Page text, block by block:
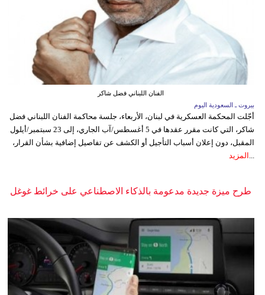
الفنان اللبناني فضل شاكر
بيروت ـ السعودية اليوم
أجّلت المحكمة العسكرية في لبنان، الأربعاء، جلسة محاكمة الفنان اللبناني فضل
شاكر، التي كانت مقرر عقدها في 5 أغسطس/آب الجاري، إلى 23 سبتمبر/أيلول
المقبل، دون إعلان أسباب التأجيل أو الكشف عن تفاصيل إضافية بشأن القرار،
المزيد
طرح ميزة جديدة مدعومة بالذكاء الاصطناعي على خرائط غوغل